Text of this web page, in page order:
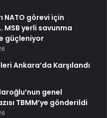
NATO görevi için
MSB yerli savunma
güçleniyor
Ankara’da Karşılandı
genel
TBMM’ye gönderildi